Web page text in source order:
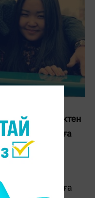
сыныпта неліктен
квотасын алуға
еді.
яғни
Ал квотаға